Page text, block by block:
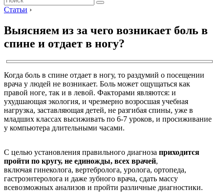
Статьи ›
Выясняем из за чего возникает боль в
спине и отдает в ногу?
Когда боль в спине отдает в ногу, то раздумий о посещении
врача у людей не возникает. Боль может ощущаться как
правой ноге, так и в левой. Факторами являются: и
ухудшающая экология, и чрезмерно возросшая учебная
нагрузка, заставляющая детей, не разгибая спины, уже в
младших классах высиживать по 6-7 уроков, и просиживание
у компьютера длительными часами.
С целью установления правильного диагноза приходится
пройти по кругу, не единожды, всех врачей,
включая гинеколога, вертебролога, уролога, ортопеда,
гастроэнтеролога и даже зубного врача, сдать массу
всевозможных анализов и пройти различные диагностики.